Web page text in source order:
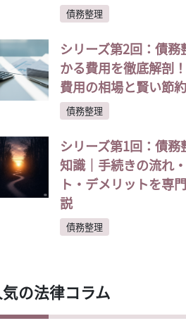
債務整理
シリーズ第2回：債務
かる費用を徹底解剖
費用の相場と賢い節
債務整理
シリーズ第1回：債務
知識｜手続きの流れ
ト・デメリットを専
説
債務整理
の法律コラム